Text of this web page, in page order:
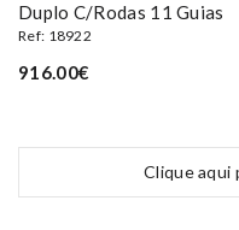
Duplo C/rodas 11 Guias
Ref: 18922
916.00€
Clique aqui